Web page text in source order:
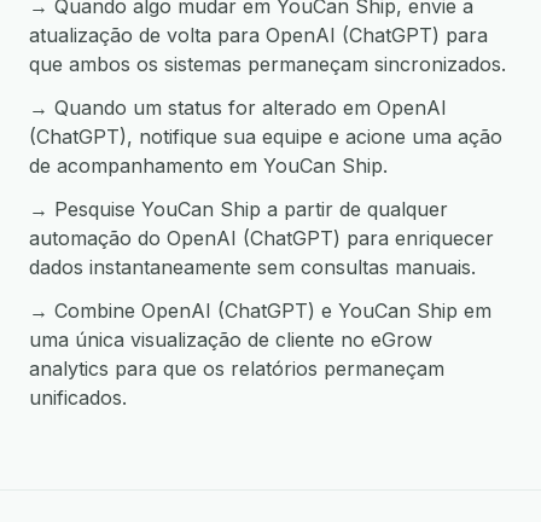
→ Quando algo mudar em YouCan Ship, envie a
atualização de volta para OpenAI (ChatGPT) para
que ambos os sistemas permaneçam sincronizados.
→ Quando um status for alterado em OpenAI
(ChatGPT), notifique sua equipe e acione uma ação
de acompanhamento em YouCan Ship.
→ Pesquise YouCan Ship a partir de qualquer
automação do OpenAI (ChatGPT) para enriquecer
dados instantaneamente sem consultas manuais.
→ Combine OpenAI (ChatGPT) e YouCan Ship em
uma única visualização de cliente no eGrow
analytics para que os relatórios permaneçam
unificados.